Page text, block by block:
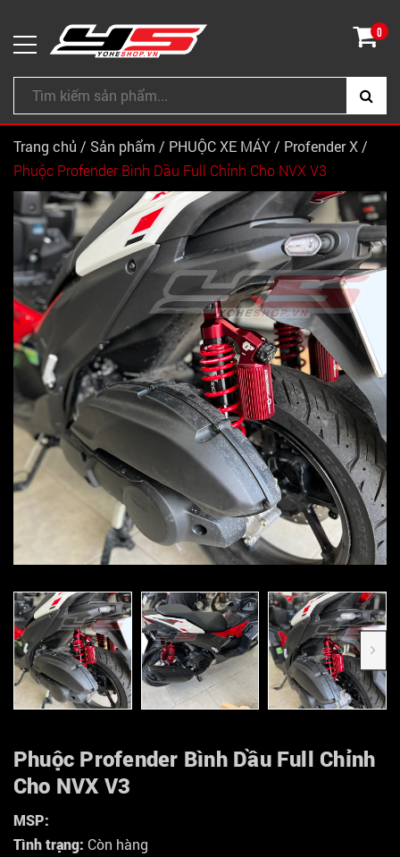
0
Trang chủ / Sản phẩm / PHUỘC XE MÁY / Profender X /
Phuộc Profender Bình Dầu Full Chỉnh Cho NVX V3
Phuộc Profender Bình Dầu Full Chỉnh
Cho NVX V3
MSP:
Tình trạng: Còn hàng